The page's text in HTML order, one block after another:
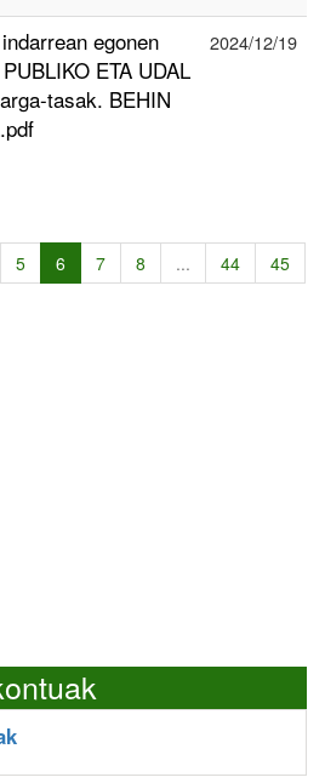
egonen
ETA UDAL
tasak. BEHIN
2024/12/19
5 6 7 8 ... 44
45